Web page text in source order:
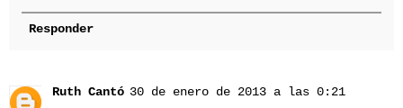
Responder
Ruth Cantó 30 de enero de 2013 a las 0:21